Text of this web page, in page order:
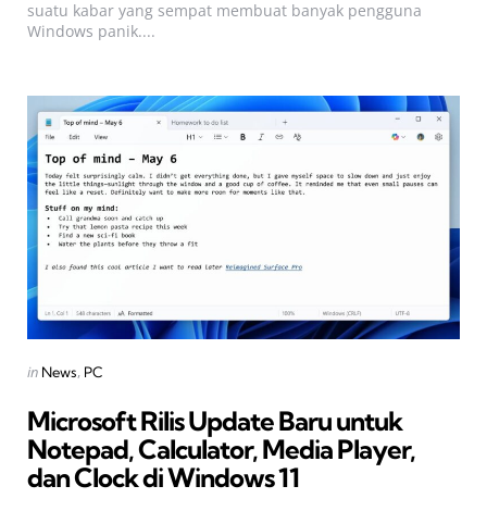
suatu kabar yang sempat membuat banyak pengguna
Windows panik....
Categories
Posted
in News PC
Microsoft Rilis Update Baru untuk
Notepad, Calculator, Media Player,
dan Clock di Windows 11